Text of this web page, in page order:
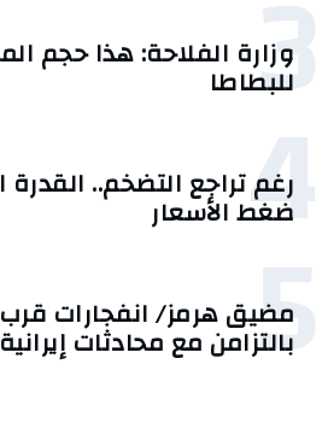
3
وزارة الفلاحة: هذا حجم
للبطاطا
4
رغم تراجع التضخم.. القدرة
ضغط الأسعار
5
مضيق هرمز/ انفجارات
بالتزامن مع محادثات